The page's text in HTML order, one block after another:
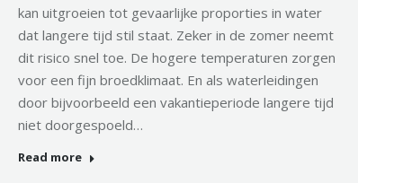
kan uitgroeien tot gevaarlijke proporties in water
dat langere tijd stil staat. Zeker in de zomer neemt
dit risico snel toe. De hogere temperaturen zorgen
voor een fijn broedklimaat. En als waterleidingen
door bijvoorbeeld een vakantieperiode langere tijd
niet doorgespoeld…
Read more